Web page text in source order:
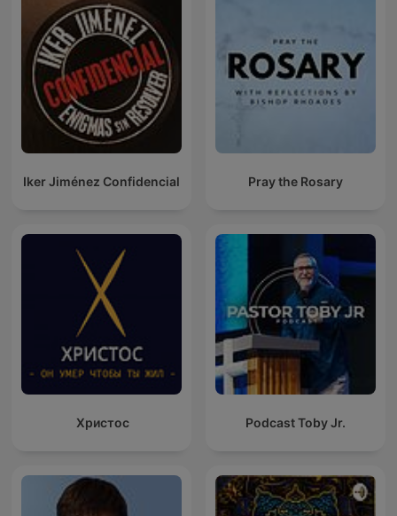
Iker Jiménez Confidencial Pray the Rosary
Христос Podcast Toby Jr.